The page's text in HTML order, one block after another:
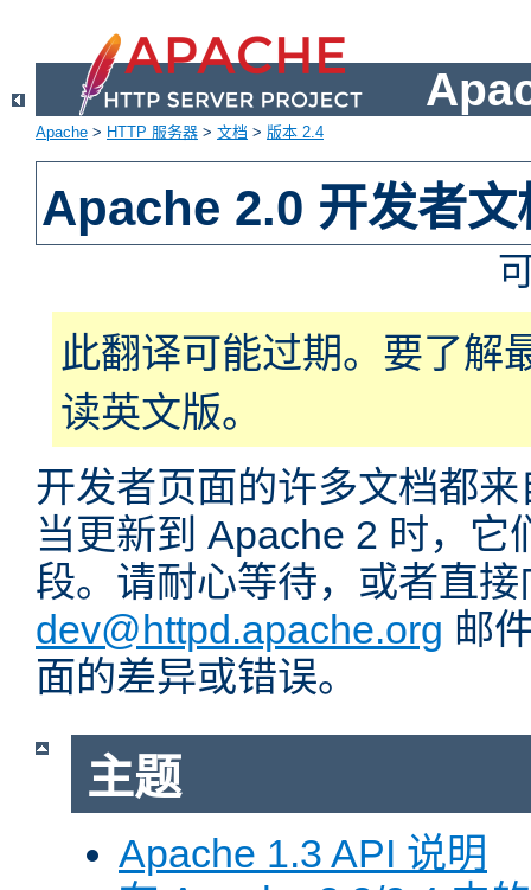
Apache > HTTP 服务器 > 文档 > 版本 2.4
Apache 2.0 开发者文
此翻译可能过期。要了解
读英文版。
开发者页面的许多文档都
当更新到 Apache 2 时，它
段。请耐心等待，或者直接
dev@httpd.apache.org 邮
面的差异或错误。
主题
Apache 1.3 API 说明